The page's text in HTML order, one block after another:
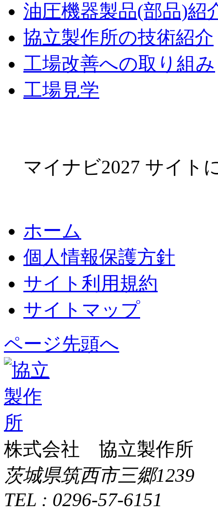
油圧機器製品(部品)紹
協立製作所の技術紹介
工場改善への取り組み
工場見学
マイナビ2027 サイト
ホーム
個人情報保護方針
サイト利用規約
サイトマップ
ページ先頭へ
株式会社 協立製作所
茨城県筑西市三郷1239
TEL : 0296-57-6151